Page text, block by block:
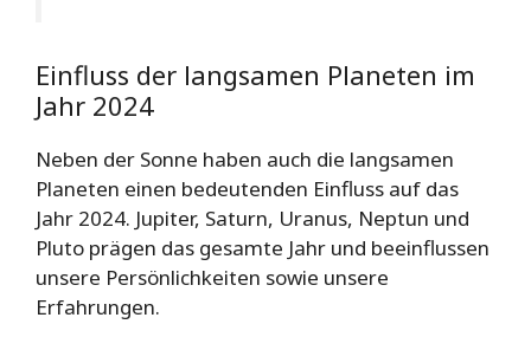
Einfluss der langsamen Planeten im
Jahr 2024
Neben der Sonne haben auch die langsamen
Planeten einen bedeutenden Einfluss auf das
Jahr 2024. Jupiter, Saturn, Uranus, Neptun und
Pluto prägen das gesamte Jahr und beeinflussen
unsere Persönlichkeiten sowie unsere
Erfahrungen.